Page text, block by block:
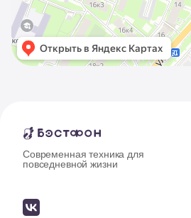
Современная техника для
повседневной жизни